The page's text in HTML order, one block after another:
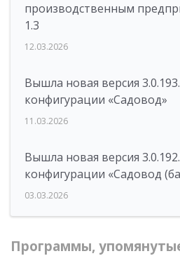
производственным
1.3
12.03.2026
Вышла новая версия
конфигурации «Садовод»
11.03.2026
Вышла новая версия
конфигурации «Садовод
03.03.2026
Программы,